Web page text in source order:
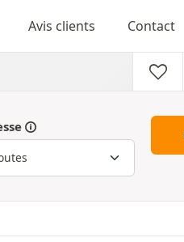
Avis clients Contact